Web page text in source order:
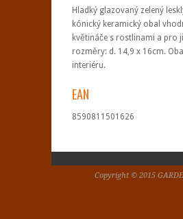
Hladký glazovaný zelený
kónický keramický obal
květináče s rostlinami a pro
rozměry: d. 14,9 x 16cm.
interiéru.
EAN
8590811501626
Copyright © 2015